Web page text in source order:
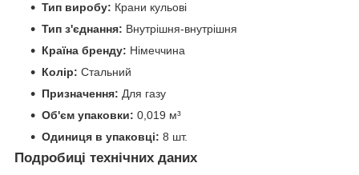
Тип виробу: Крани кульові
Тип з'єднання: Внутрішня-внутрішня
Країна бренду: Німеччина
Колір: Стальний
Призначення: Для газу
Об'єм упаковки: 0,019 м³
Одиниця в упаковці: 8 шт.
Подробиці технічних даних